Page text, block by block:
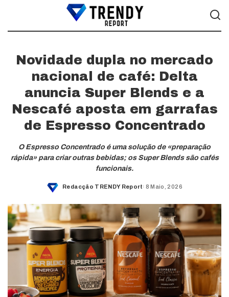
Novidade dupla no mercado
nacional de café: Delta
anuncia Super Blends e a
Nescafé aposta em garrafas
de Espresso Concentrado
O Espresso Concentrado é uma solução de «preparação
rápida» para criar outras bebidas; os Super Blends são cafés
funcionais.
Posted
Redacção TRENDY Report 8 Maio, 2026